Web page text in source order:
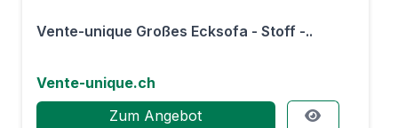
Vente-unique Großes Ecksofa - Stoff -..
Vente-unique.ch
Zum Angebot